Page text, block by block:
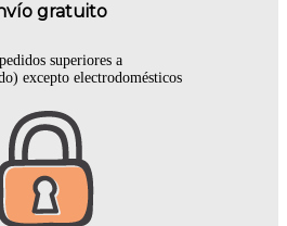
gratuito
superiores a
excepto electrodomésticos